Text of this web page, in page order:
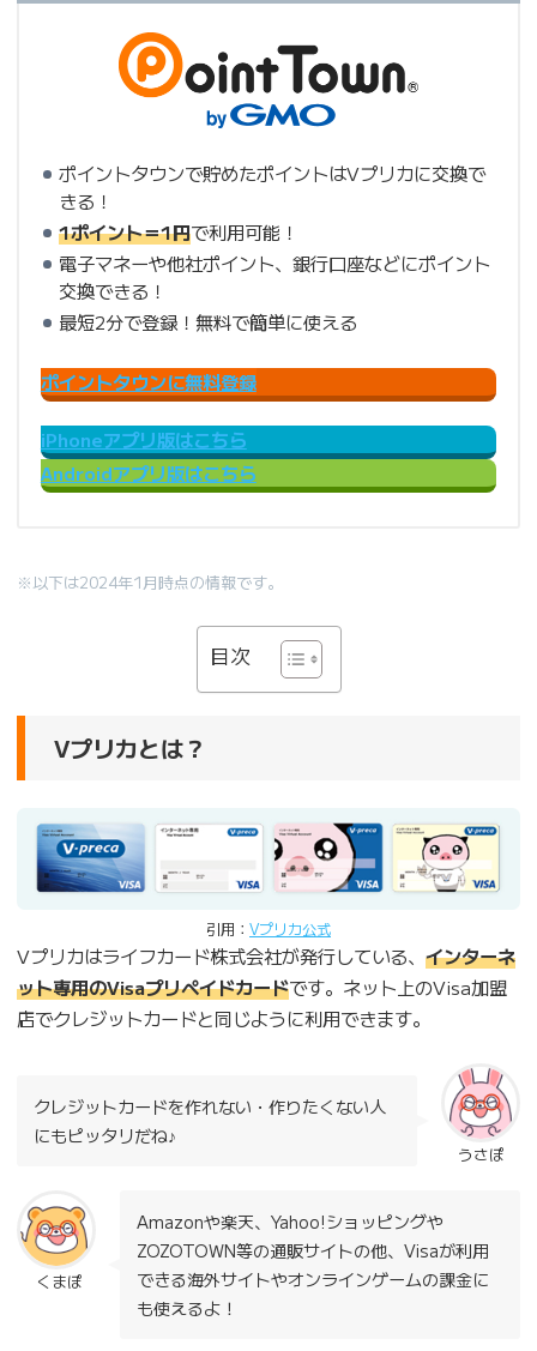
ポイントタウンで貯めたポイントはVプリカに交換で
きる！
1ポイント＝1円で利用可能！
電子マネーや他社ポイント、銀行口座などにポイント
交換できる！
最短2分で登録！無料で簡単に使える
ポイントタウンに無料登録
iPhoneアプリ版はこちら
Androidアプリ版はこちら
※以下は2024年1月時点の情報です。
目次
Vプリカとは？
引用： Vプリカ公式
Vプリカはライフカード株式会社が発行している、 インターネ
ット専用のVisaプリペイドカードです。ネット上のVisa加盟
店でクレジットカードと同じように利用できます。
うさぽ
クレジットカードを作れない・作りたくない人
にもピッタリだね♪
くまぽ
Amazonや楽天、Yahoo!ショッピングや
ZOZOTOWN等の通販サイトの他、Visaが利用
できる海外サイトやオンラインゲームの課金に
も使えるよ！